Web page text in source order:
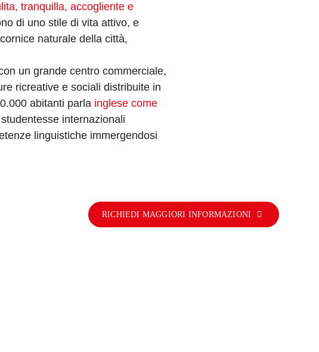
tranquilla, accogliente e
di uno stile di vita attivo, e
naturale della città,
un grande centro commerciale,
ricreative e sociali distribuite in
abitanti parla inglese come
internazionali
linguistiche immergendosi
RICHIEDI MAGGIORI INFORMAZIONI